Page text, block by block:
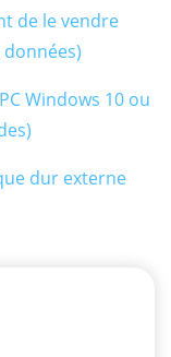
de le vendre
Windows 10 ou
dur externe